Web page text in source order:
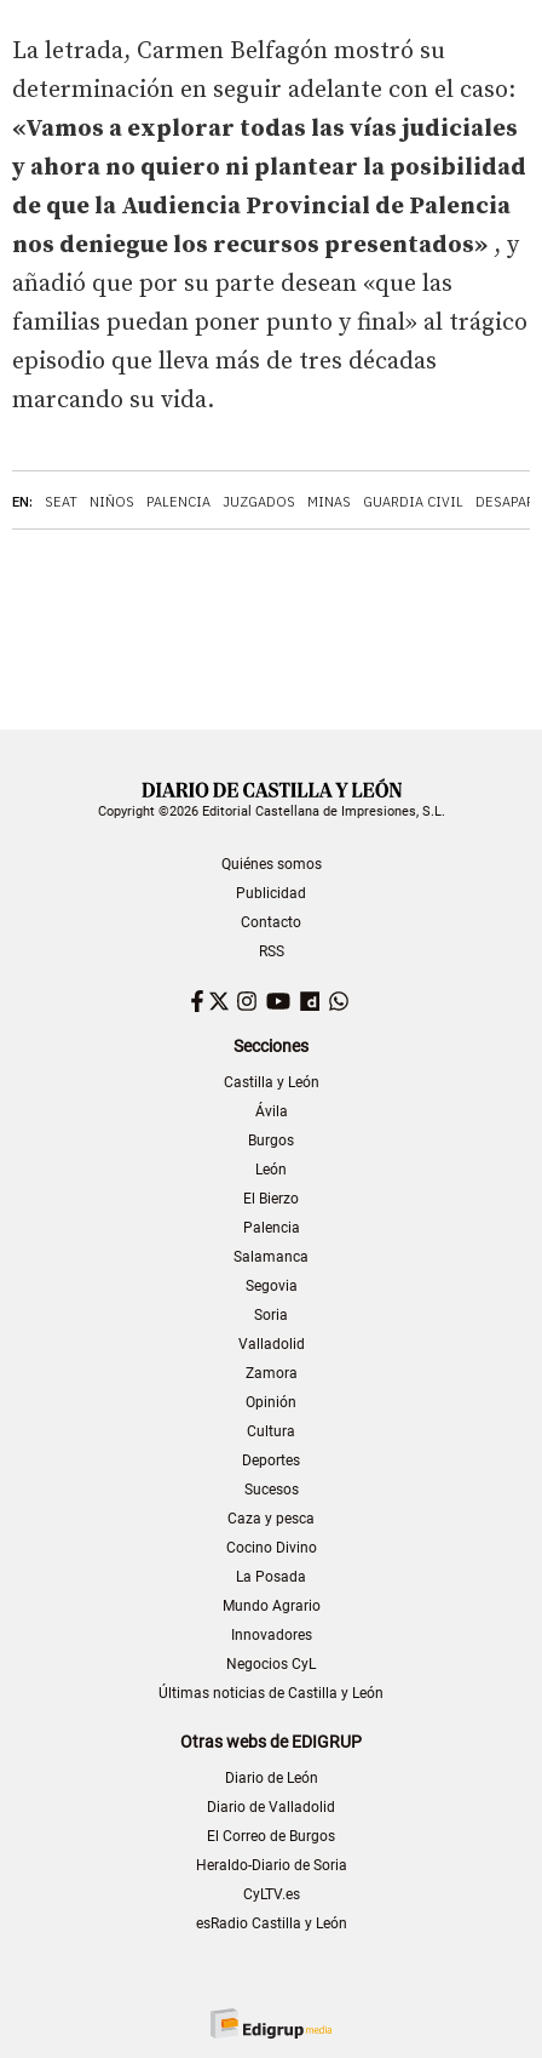
EN: SEAT NIÑOS PALENCIA JUZGADOS MINAS GUARDIA CIVIL
La letrada, Carmen Belfagón mostró su
determinación en seguir adelante con el caso:
«Vamos a explorar todas las vías judiciales
y ahora no quiero ni plantear la posibilidad
de que la Audiencia Provincial de Palencia
nos deniegue los recursos presentados» , y
añadió que por su parte desean «que las
familias puedan poner punto y final» al trágico
episodio que lleva más de tres décadas
marcando su vida.
Copyright ©2026 Editorial Castellana de Impresiones, S.L.
Quiénes somos
Publicidad
Contacto
RSS
Facebook
TwitterInstagram
YouTubeDailymotion
Secciones
Castilla y León
Ávila
Burgos
León
El Bierzo
Palencia
Salamanca
Segovia
Soria
Valladolid
Zamora
Opinión
Cultura
Deportes
Sucesos
Caza y pesca
Cocino Divino
La Posada
Mundo Agrario
Innovadores
Negocios CyL
Últimas noticias de Castilla y León
Otras webs de EDIGRUP
Diario de León
Diario de Valladolid
El Correo de Burgos
Heraldo-Diario de Soria
CyLTV.es
esRadio Castilla y León